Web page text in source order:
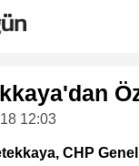
12:03
CHP